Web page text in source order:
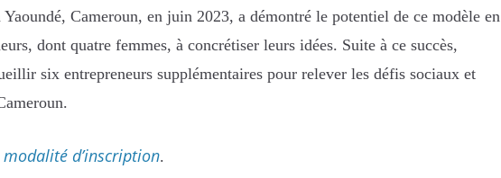
Cameroun, en juin 2023, a démontré le potentiel de ce modèle en
dont quatre femmes, à concrétiser leurs idées. Suite à ce succès,
six entrepreneurs supplémentaires pour relever les défis sociaux et
d’inscription.